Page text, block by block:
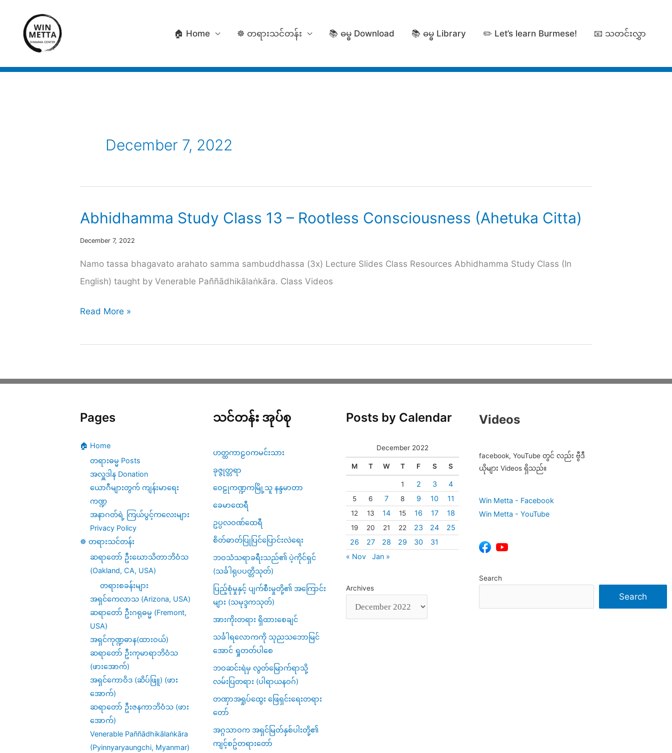
content
🏠 Home ☸️ တရားသင်တန်း 📚 ဓမ္ဓ Download 📚 ဓမ္ဓ Library ✏️ Let’s learn Burmese! 📧 သတင်းလွှာ
December 7, 2022
Abhidhamma Study Class 13 – Rootless Consciousness (Ahetuka Citta)
December 7, 2022
Namo tassa bhagavato arahato samma sambuddhassa (3x) Lecture Slides Class Resources Abhidhamma Study Class (In
English) taught by Venerable Paññādhikālaṅkāra. Class Videos
Abhidhamma
Class
–
Consciousness
Citta)
Read More »
Pages
🏠 Home
တရားဓမ္မ Posts
အလှူဒါန Donation
ယောဂီများတွက် ကျန်းမာရေး
ကဏ္ဍ
အနာဂတ်ရဲ့ ကြယ်ပွင့်ကလေးများ
Privacy Policy
☸️ တရားသင်တန်း
ဆရာတော် ဦးဃောသိတာဘိဝံသ
(Oakland, CA, USA)
တရားစခန်းများ
အရှင်ကေလာသ (Arizona, USA)
ဆရာတော် ဦးဂရုဓမ္မ (Fremont,
USA)
အရှင်ကုဏ္ဍဓာန(ထားဝယ်)
ဆရာတော် ဦးကုမာရာဘိဝံသ
(ဖားအောက်)
အရှင်ကောဝိဒ (ဆိပ်ဖြူ) (ဖား
အောက်)
ဆရာတော် ဦးဇနကာဘိဝံသ (ဖား
အောက်)
Venerable Paññādhikālaṅkāra
(Pyinnyaryaungchi, Myanmar)
သင်တန်း အုပ်စု
ဟတ္ထကာဠဝကမင်းသား
ခုဇ္ဇုတ္တရာ
ဝေဠုကဏ္ဍကမြို့သူ နန္ဒမာတာ
ခေမာထေရီ
ဥပ္ပလဝဏ်ထေရီ
စိတ်ဓာတ်ပြုပြင်ပြောင်းလဲရေး
ဘဝသံသရာခရီးသည်၏ ပဲ့ကိုင်ရှင်
(သင်္ခါရုပပတ္တိသုတ်)
ပြည့်စုံမှုနှင့် ပျက်စီးမှုတို့၏ အကြောင်း
များ (သမုဒ္ဒကသုတ်)
အားကိုးတရား ရှိထားစေချင်
သင်္ခါရလောကကို သုညသဘောမြင်
အောင် ရှုတတ်ပါစေ
ဘဝဆင်းရဲမှ လွတ်မြောက်ရာသို့
လမ်းပြတရား (ပါရာယနဝဂ်)
တဏှာအရှုပ်ထွေး ဖြေရှင်းရေးတရား
တော်
အဂ္ဂသာဝက အရှင်မြတ်နှစ်ပါးတို့၏
ကျင့်စဥ်တရားတော်
Posts by Calendar
December 2022
M T W T F S S
1 2 3 4
5 6 7 8 9 10 11
12 13 14 15 16 17 18
19 20 21 22 23 24
25
26
27 28 29 30
31
« Nov
Jan »
Archives
Videos
facebook, YouTube တွင် လည်း ဗွီဒီ
ယိုများ Videos ရှိသည်။
Win Metta - Facebook
Win Metta - YouTube
Search
Search